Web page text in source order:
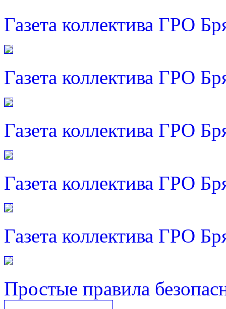
Газета коллектива ГРО
Газета коллектива ГРО
Газета коллектива ГРО
Газета коллектива ГРО
Газета коллектива ГРО
Простые правила